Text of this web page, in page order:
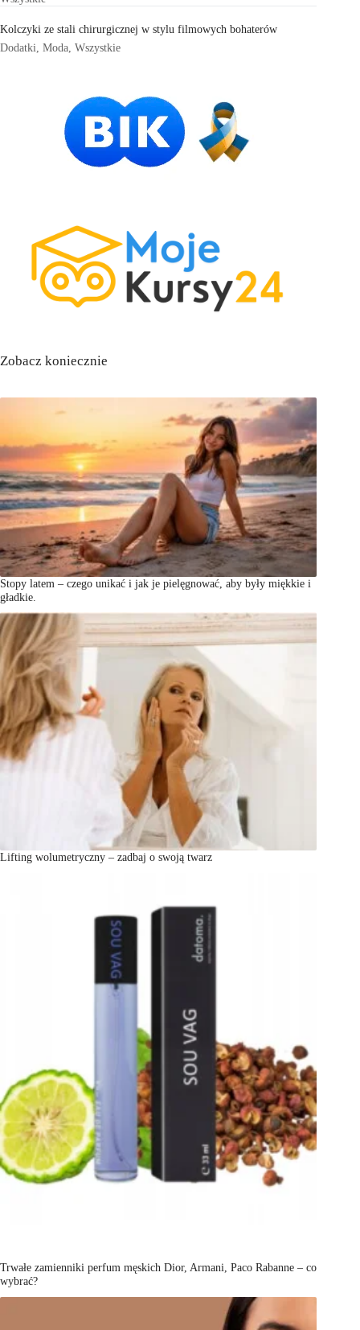
Kolczyki ze stali chirurgicznej w stylu filmowych bohaterów
Dodatki Moda Wszystkie
Zobacz koniecznie
Stopy latem – czego unikać i jak je pielęgnować, aby były miękkie i
gładkie.
Lifting wolumetryczny – zadbaj o swoją twarz
Trwałe zamienniki perfum męskich Dior, Armani, Paco Rabanne – co
wybrać?